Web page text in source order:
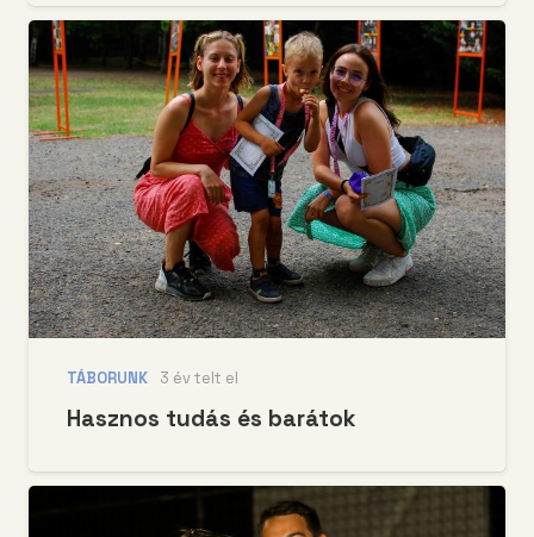
TÁBORUNK 3 év telt el
Hasznos tudás és barátok